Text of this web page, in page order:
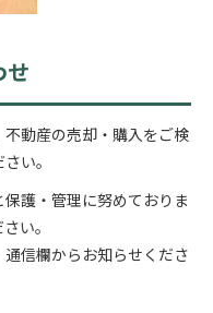
せ
動産の売却・購入をご検
い。
護・管理に努めておりま
い。
信欄からお知らせくださ